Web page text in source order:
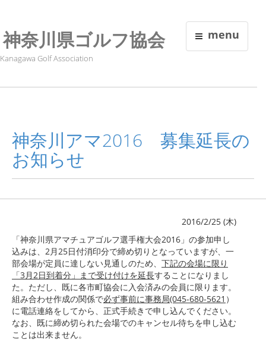
menu
神奈川県ゴルフ協会
Kanagawa Golf Association
神奈川アマ2016 募集延長の
お知らせ
2016/2/25 (木)
「神奈川県アマチュアゴルフ選手権大会2016」の参加申し
込みは、2月25日付消印分で締め切りとなっていますが、一
部会場が定員に達しない見通しのため、 下記の会場に限り
「3月2日到着分」まで受け付けを延長することになりまし
た。ただし、既に各市町協会に入会済みの会員に限ります。
組み合わせ作成の関係で必ず事前に事務局(045-680-5621 ）
に電話連絡をしてから、正式手続きで申し込んでください。
なお、既に締め切られた会場でのキャンセル待ちを申し込む
ことは出来ません。